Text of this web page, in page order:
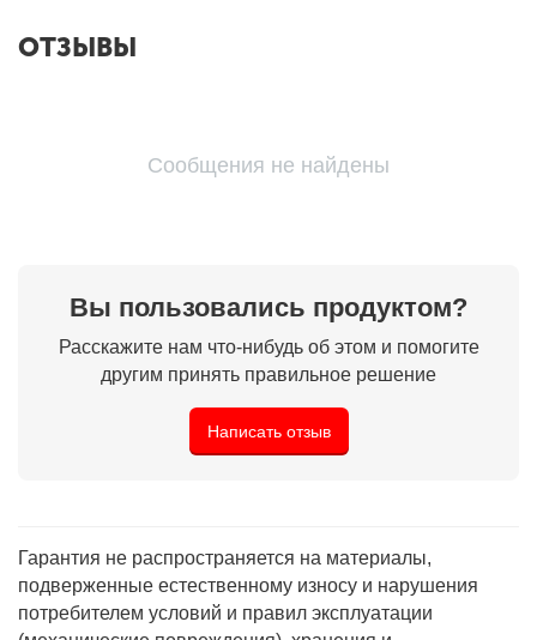
ОТЗЫВЫ
Сообщения не найдены
Вы пользовались продуктом?
Расскажите нам что-нибудь об этом и помогите
другим принять правильное решение
Написать отзыв
Гарантия не распространяется на материалы,
подверженные естественному износу и нарушения
потребителем условий и правил эксплуатации